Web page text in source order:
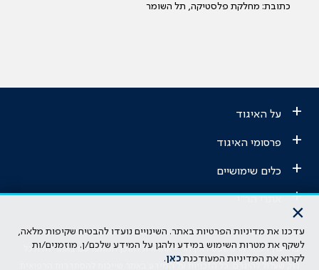
כתובת: מחלקת פלסטיקה, תל השומר
+ על האיגוד
+ פרסומי האיגוד
+ כלים שימושיים
+
הבהרה משפטית: כל נושא המופיע באתר זה נועד להשכלה בלבד ואין לראות
בו ייעוץ רפואי או משפטי. אין הר"י אחראית לתוכן המתפרסם באתר זה ולכל
נזק שעלול להיגרם. כל הזכויות על המידע באתר שייכות להסתדרות הרפואית
×
עדכנו את מדיניות הפרטיות באתר. השינויים נועדו להבטיח שקיפות מלאה,
לשקף את מטרות השימוש במידע ולהגן על המידע שלכם/ן. מוזמנים/ות
לקרוא את המדיניות המעודכנת כאן.